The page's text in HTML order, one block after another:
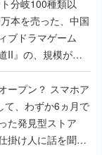
分岐100種類以
本を売った、中国
ブドラマゲーム
II』の、規模が違
サーに聞いた
？ スマホア
て、わずか6ヵ月で
た発見型ストア
掛け人に話を聞い